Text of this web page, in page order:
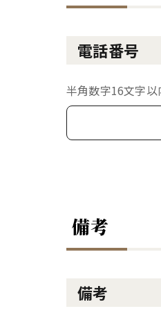
電話番号
半角数字16文字以
備考
備考